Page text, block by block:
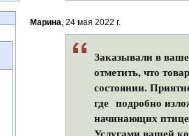
Марина, 24 мая 2022 г.
Заказывали в
отметить, что
состоянии.
где подробно
начинающих